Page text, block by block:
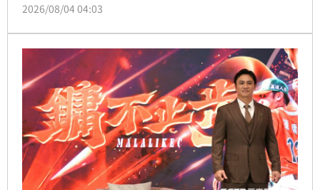
態在面對，更表示在7月5日的澄清湖賽事，是勾起他
2026/08/04 04:03